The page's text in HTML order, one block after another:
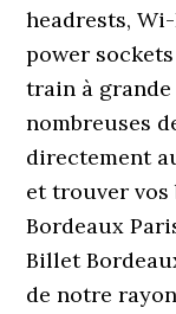
headrests,
power
train à
nombreuses
directement
et trouver
Bordeaux
Billet
de notre